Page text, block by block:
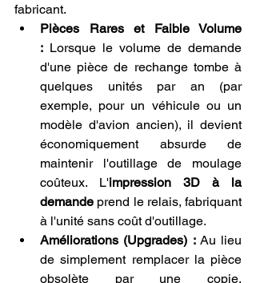
fabricant.
Pièces Rares et Faible Volume
: Lorsque le volume de demande
d'une pièce de rechange tombe à
quelques unités par an (par
exemple, pour un véhicule ou un
modèle d'avion ancien), il devient
économiquement absurde de
maintenir l'outillage de moulage
coûteux. L'impression 3D à la
demande prend le relais, fabriquant
à l'unité sans coût d'outillage.
Améliorations (Upgrades) : Au lieu
de simplement remplacer la pièce
obsolète par une copie,